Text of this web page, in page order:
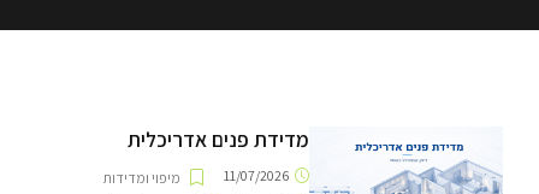
מדידת פנים אדריכלית
11/07/2026
מיפוי ומדידות